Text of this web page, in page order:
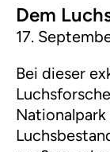
Dem
17.
Bei dieser